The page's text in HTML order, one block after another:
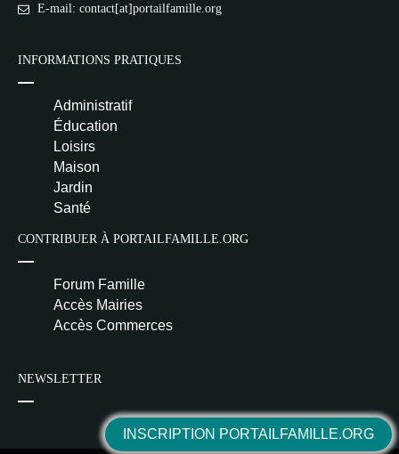
INSCRIPTION PORTAILFAMILLE.ORG
E-mail: contact[at]portailfamille.org
INFORMATIONS PRATIQUES
Administratif
Éducation
Loisirs
Maison
Jardin
Santé
CONTRIBUER À PORTAILFAMILLE.ORG
Forum Famille
Accès Mairies
Accès Commerces
NEWSLETTER